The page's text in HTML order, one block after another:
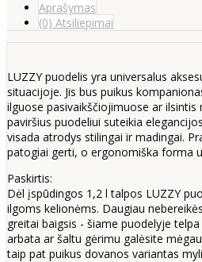
Aprašymas
(0) Atsiliepimai
LUZZY puodelis yra universalus
situacijoje. Jis bus puikus
ilguose pasivaikščiojimuose ar
paviršius puodeliui suteikia
visada atrodys stilingai ir madingai.
patogiai gerti, o ergonomiška forma
Paskirtis:
Dėl įspūdingos 1,2 l talpos LUZZY
ilgoms kelionėms. Daugiau
greitai baigsis - šiame puodelyje
arbata ar šaltu gėrimu galėsite
taip pat puikus dovanos variantas